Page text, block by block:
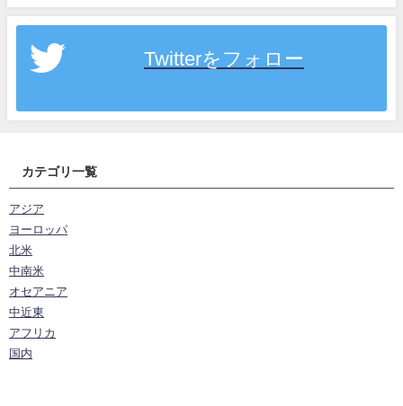
Twitterをフォロー
カテゴリ一覧
アジア
ヨーロッパ
北米
中南米
オセアニア
中近東
アフリカ
国内